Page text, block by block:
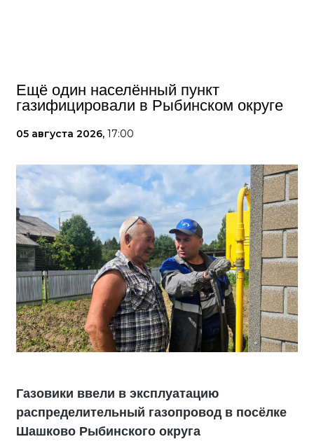
Ещё один населённый пункт
газифицировали в Рыбинском округе
05 августа 2026, 17:00
Газовики ввели в эксплуатацию
распределительный газопровод в посёлке
Шашково Рыбинского округа